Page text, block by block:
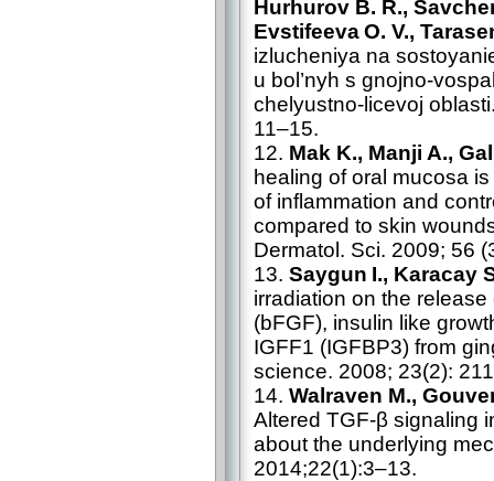
Hurhurov B. R.,
Evstifeeva O. V.,
izlucheniya na
u bol’nyh s gnojno-
chelyustno-licevoj
11–15.
12. Mak K., Manji A.,
healing of oral mucosa
of inflammation and
compared to skin
Dermatol. Sci. 2009; 56
13. Saygun I., Karacay
irradiation on the
(bFGF), insulin like
IGFF1 (IGFBP3) from
science. 2008; 23(2):
14. Walraven M.,
Altered TGF-β signaling
about the underlying
2014;22(1):3–13.